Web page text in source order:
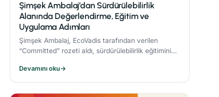
Şimşek Ambalaj’dan Sürdürülebilirlik
Alanında Değerlendirme, Eğitim ve
Uygulama Adımları
Şimşek Ambalaj, EcoVadis tarafından verilen
“Committed” rozeti aldı, sürdürülebilirlik eğitimini
Responsible® Faz-1 sürecini tamamlayarak
ambalaj sektöründe bir ilke imza attı.
Devamını oku→